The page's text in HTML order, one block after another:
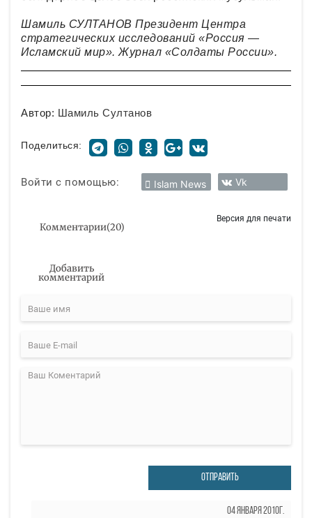
Шамиль СУЛТАНОВ Президент Центра
стратегических исследований «Россия —
Исламский мир». Журнал «Солдаты России».
Автор: Шамиль Султанов
Поделиться:
Войти с помощью: Islam News Vk
Комментарии(20)
Версия для печати
Добавить
комментарий
ОТПРАВИТЬ
04 Января 2010г.